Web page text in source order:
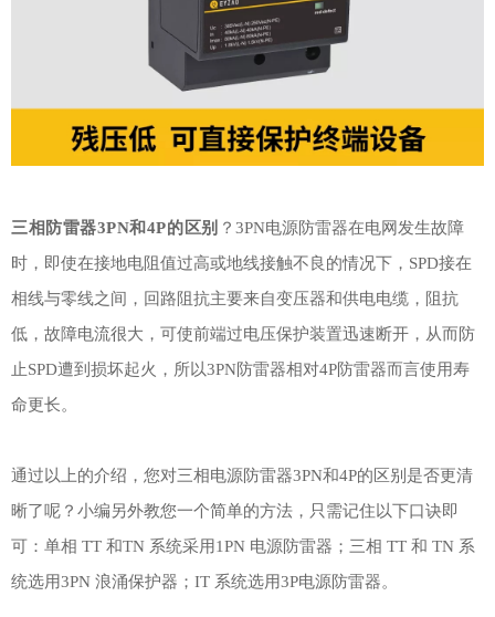
三相防雷器3PN和4P的 区别 ？3PN电源防雷器在电网发生故障
时，即使在接地电阻值过高或地线接触不良的情况下，SPD接在
相线与零线之间，回路阻抗主要来自变压器和供电电缆，阻抗
低，故障电流很大，可使前端过电压保护装置迅速断开，从而防
止SPD遭到损坏起火，所以3PN防雷器相对4P防雷器而言使用寿
命更长。
通过以上的介绍，您对三相电源防雷器3PN和4P的区别是否更清
晰了呢？小编另外教您一个简单的方法，只需记住以下口诀即
可：单相 TT 和TN 系统采用1PN 电源防雷器；三相 TT 和 TN 系
统选用3PN 浪涌保护器；IT 系统选用3P电源防雷器。